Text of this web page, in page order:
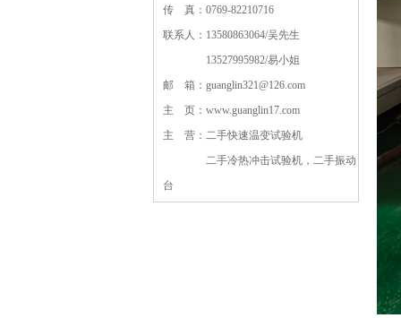
传 真：0769-82210716
联系人：13580863064/吴先生
13527995982/易小姐
邮 箱：guanglin321@126.com
主 页：www.guanglin17.com
主 营：二手快速温变试验机
二手冷热冲击试验机，二手振动
台